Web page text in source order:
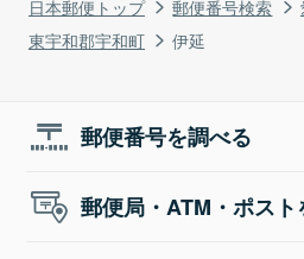
日本郵便トップ 郵便番号検索
東宇和郡宇和町
伊延
郵便番号を調べる
郵便局・ATM・ポス